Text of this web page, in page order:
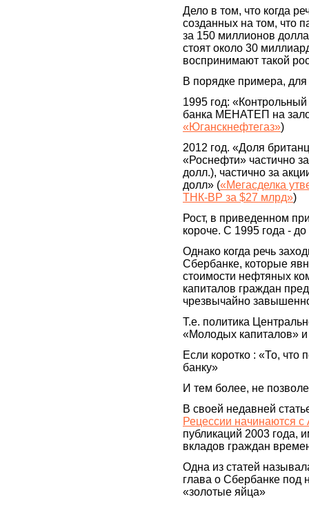
Дело в том, что когда
созданных на том, что
за 150 миллионов
стоят около 30
воспринимают такой
В порядке примера, для
1995 год:
банка МЕНАТЕП на
«Юганскнефтегаз»)
2012 год. «Доля
«Роснефти» частично
долл.), частично за
долл» («Мегасделка
ТНК-BP за $27 млрд»)
Рост, в приведенном
короче. С 1995 года -
Однако когда речь
Сбербанке, которые
стоимости нефтяных
капиталов граждан
чрезвычайно
Т.е. политика
«Молодых капиталов»
Если коротко : «То, что
банку»
И тем более, не
В своей недавней
Рецессии начинаются с
публикаций 2003 года,
вкладов граждан
Одна из статей
глава о Сбербанке под
«золотые яйца»